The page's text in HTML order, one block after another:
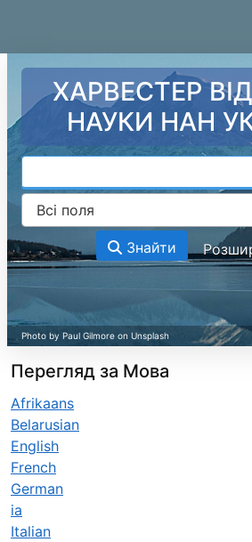
ХАРВЕСТЕР
НАУКИ НАН
Знайти
Перегляд за Мова
Afrikaans
Belarusian
English
French
German
ia
Italian